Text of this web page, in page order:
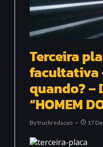
Terceira
facultativa
quando? –
“HOMEM
ByTruckredacao 17